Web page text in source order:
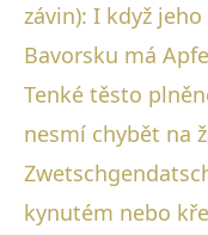
závin): I když
Bavorsku má
Tenké těsto
nesmí chybět na
kynutém nebo